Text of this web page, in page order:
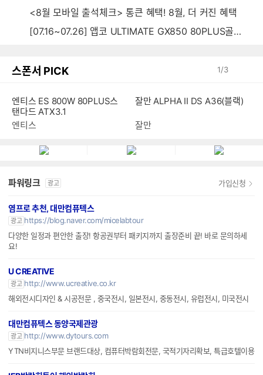
<8월 모바일 출석체크> 통큰 혜택! 8월, 더 커진 혜택
[07.16~07.26] 앱코 ULTIMATE GX850 80PLUS골드 풀모듈러 ATX3.0 블랙
스폰서 PICK 1/3
엔티스 ES 800W 80PLUS스
탠다드 ATX3.1
엔티스
잘만 ALPHA II DS A36(블랙)
잘만
파워링크 광고 가입신청
염프로 추천, 대만컴퓨텍스
광고 https://blog.naver.com/micelabtour
다양한 일정과 편안한 출장! 항공권부터 패키지까지 출장준비 끝! 바로 문의하세
요!
U CREATIVE
광고 http://www.ucreative.co.kr
해외전시디자인 & 시공전문 , 중국전시, 일본전시, 중동전시, 유럽전시, 미국전시
대만컴퓨텍스 동양국제관광
광고 http://www.dytours.com
YTN비지니스부문 브랜드대상, 컴퓨터박람회전문, 국적기자리확보, 특급호텔이용